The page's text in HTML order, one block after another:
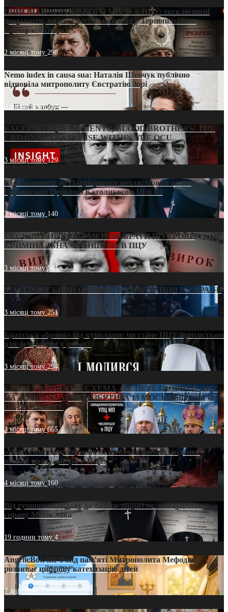
ПРИСМАК «РУССЬКОГО МІРА» в ПЦУ: ексклюзивні
документи, вирок і російський слід у Тернопільсько-
Бучацькій єпархії
2 місяці тому 298
Nemo iudex in causa sua: Наталія Шевчук публічно
відповіла митрополиту Євстратію Зорі
3 місяці тому214
EXCLUSIVE (DOCUMENTS)/BLOOD BROTHERS: THE
CRIMINAL FRANCHISE WITHIN THE OCU
3 місяці тому129
Від віолончелі до Патріаршого жезла: Новий шлях
Грузинської Церкви з Католикосом Шіо III
3 місяці тому 140
ЕКСКЛЮЗИВ (ДОКУМЕНТИ)/БРАТИ ПО КРОВІ:
КРИМІНАЛЬНА ФРАНШИЗА В ПЦУ
3 місяці тому544
МАТЕРИНСЬКИЙ ОМОРФОР В ЧАС ВІЙНИ В УКРАЇНІ
3 місяці тому251
Братська «броня» під куполами: чи стане ПЦУ прихистком
для дезертирів у рясах?
3 місяці тому294
СВЯТІ УХИЛЯНТИ: СХЕМА, ЯК ПЕРЕТВОРИТИ ПЦУ
НА «ОФШОР» ДЛЯ ДЕЗЕРТИРА ІЗ МОСКОВСЬКОГО
ПАТРІАРХАТУ
3 місяці тому655
«Кейс Тихона» у Тернополі: як Молитовний сніданок
оголив кризу довіри в ПЦУ
4 місяці тому160
Від гучного скандалу до тихого закриття: хто зупинив
справу Мстислава
19 години тому4
AngelicBot: як Фонд пам’яті Митрополита Мефодія
розвиває цифрову катехизацію дітей
7 днів тому12